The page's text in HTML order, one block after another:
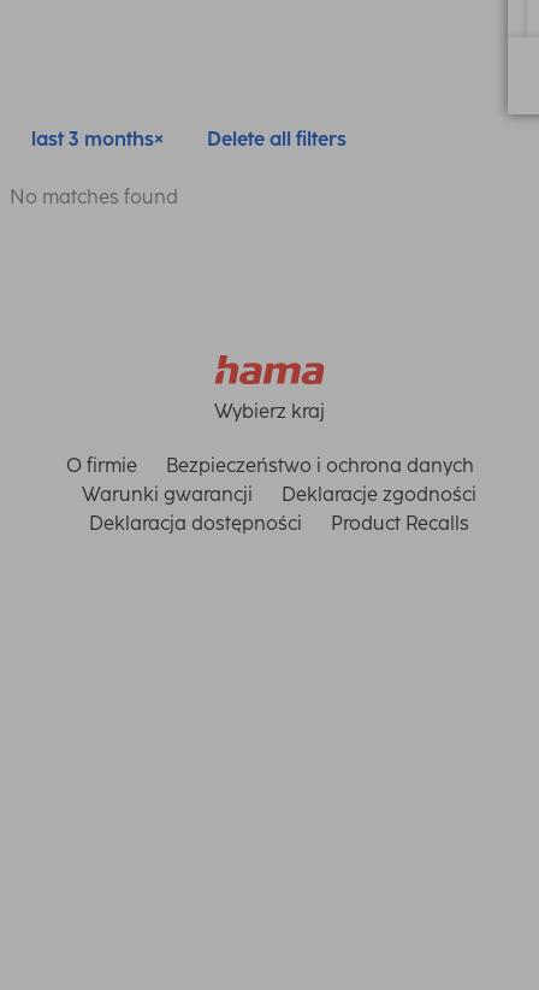
last 3 months Delete all filters
No matches found
Wybierz kraj
O firmie
Bezpieczeństwo i ochrona danych
Warunki gwarancji
Deklaracje zgodności
Deklaracja dostępności
Product Recalls